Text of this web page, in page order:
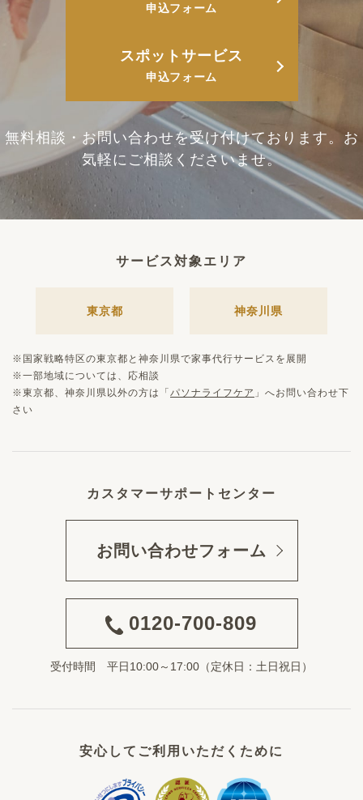
申込フォーム
スポットサービス
申込フォーム
無料相談・お問い合わせを受け付けております。 お
気軽にご相談くださいませ。
サービス対象エリア
東京都 神奈川県
※国家戦略特区の東京都と神奈川県で家事代行サービスを展開
※一部地域については、応相談
※東京都、神奈川県以外の方は「 パソナライフケア 」へお問い合わせ下
さい
カスタマーサポートセンター
お問い合わせフォーム
0120-700-809
受付時間 平日10:00～17:00（定休日：土日祝日）
安心してご利用いただくために